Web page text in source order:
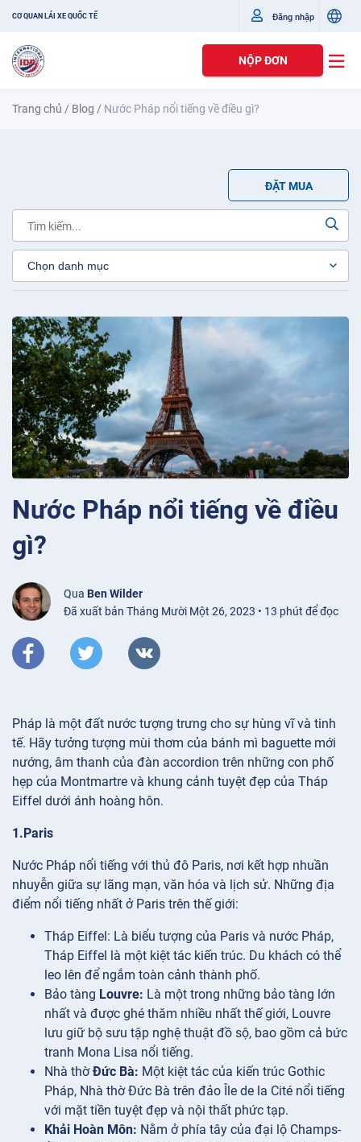
CƠ QUAN LÁI XE QUỐC TẾ Đăng nhập
NỘP ĐƠN
Trang chủ / Blog / Nước Pháp nổi tiếng về điều gì?
ĐẶT MUA
Nước Pháp nổi tiếng về điều
gì?
Qua Ben Wilder
Đã xuất bản Tháng Mười Một 26, 2023 • 13 phút để đọc
Pháp là một đất nước tượng trưng cho sự hùng vĩ và tinh
tế. Hãy tưởng tượng mùi thơm của bánh mì baguette mới
nướng, âm thanh của đàn accordion trên những con phố
hẹp của Montmartre và khung cảnh tuyệt đẹp của Tháp
Eiffel dưới ánh hoàng hôn.
1.Paris
Nước Pháp nổi tiếng với thủ đô Paris, nơi kết hợp nhuần
nhuyễn giữa sự lãng mạn, văn hóa và lịch sử. Những địa
điểm nổi tiếng nhất ở Paris trên thế giới:
Tháp Eiffel: Là biểu tượng của Paris và nước Pháp,
Tháp Eiffel là một kiệt tác kiến trúc. Du khách có thể
leo lên để ngắm toàn cảnh thành phố.
Bảo tàng Louvre: Là một trong những bảo tàng lớn
nhất và được ghé thăm nhiều nhất thế giới, Louvre
lưu giữ bộ sưu tập nghệ thuật đồ sộ, bao gồm cả bức
tranh Mona Lisa nổi tiếng.
Nhà thờĐức Bà: Một kiệt tác của kiến trúc Gothic
Pháp, Nhà thờ Đức Bà trên đảo Île de la Cité nổi tiếng
với mặt tiền tuyệt đẹp và nội thất phức tạp.
Khải Hoàn Môn: Nằm ở phía tây của đại lộ Champs-